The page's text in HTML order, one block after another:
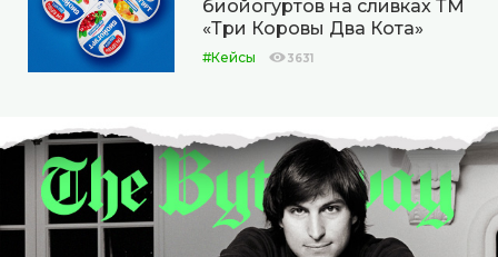
биойогуртов на сливках ТМ
«Три Коровы Два Кота»
#Кейсы 3631